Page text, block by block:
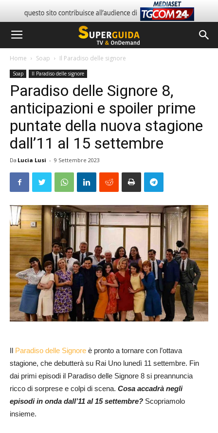
Home Soap Il Paradiso delle signore
Soap Il Paradiso delle signore
Paradiso delle Signore 8,
anticipazioni e spoiler prime
puntate della nuova stagione
dall’11 al 15 settembre
Da Lucia Lusi - 9 Settembre 2023
Il Paradiso delle Signore è pronto a tornare con l’ottava
stagione, che debutterà su Rai Uno lunedì 11 settembre. Fin
dai primi episodi il Paradiso delle Signore 8 si preannuncia
ricco di sorprese e colpi di scena. Cosa accadrà negli
episodi in onda dall’11 al 15 settembre? Scopriamolo
insieme.